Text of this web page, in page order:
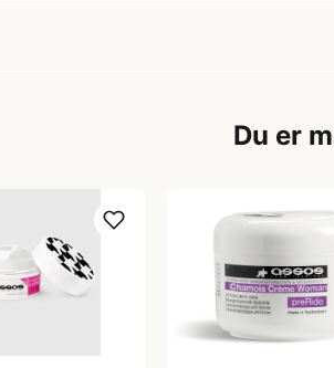
Du er